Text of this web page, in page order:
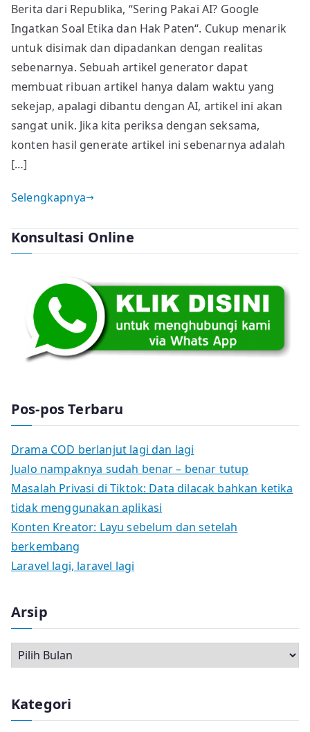
Artikel
AI
:
Mengabaikan
Hak
dan
Etika
Berita dari Republika, “Sering Pakai AI? Google
Ingatkan Soal Etika dan Hak Paten“. Cukup menarik
untuk disimak dan dipadankan dengan realitas
sebenarnya. Sebuah artikel generator dapat
membuat ribuan artikel hanya dalam waktu yang
sekejap, apalagi dibantu dengan AI, artikel ini akan
sangat unik. Jika kita periksa dengan seksama,
konten hasil generate artikel ini sebenarnya adalah
[…]
Selengkapnya
Konsultasi Online
Pos-pos Terbaru
Drama COD berlanjut lagi dan lagi
Jualo nampaknya sudah benar – benar tutup
Masalah Privasi di Tiktok: Data dilacak bahkan ketika
tidak menggunakan aplikasi
Konten Kreator: Layu sebelum dan setelah
berkembang
Laravel lagi, laravel lagi
Arsip
r
iKategori